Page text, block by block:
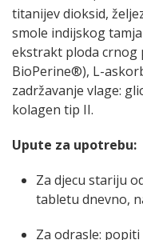
titanijev dioksid,
smole indijskog
ekstrakt ploda crnog
BioPerine®), L-
zadržavanje vlage:
kolagen tip II.
Upute za upotrebu:
Za djecu stariju
tabletu dnevno,
Za odrasle: